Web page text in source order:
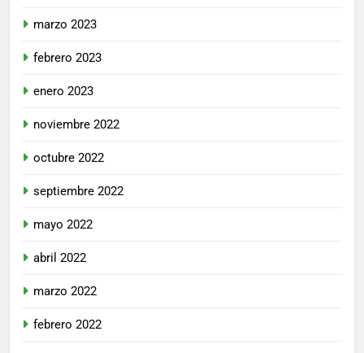
marzo 2023
febrero 2023
enero 2023
noviembre 2022
octubre 2022
septiembre 2022
mayo 2022
abril 2022
marzo 2022
febrero 2022